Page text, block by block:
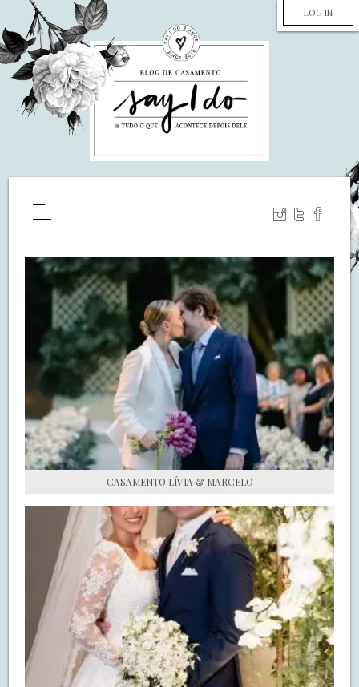
LOG IN
WILL YOU MARRY ME?
LUA DE MEL
COZINHA
DECORAÇÃO
DE NOIVA PRA NOIVA
S.O.S CASADAS
FALE COM O SAY I DO
CASAMENTO LÍVIA & MARCELO